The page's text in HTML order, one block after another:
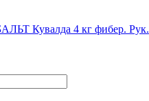
Кувалда 4 кг фибер. Рук.